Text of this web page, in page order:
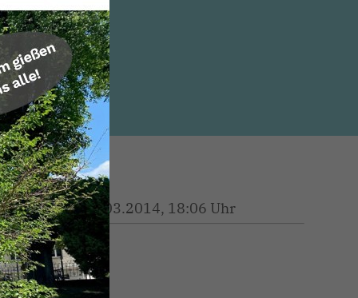
09.03.2014, 18:06 Uhr